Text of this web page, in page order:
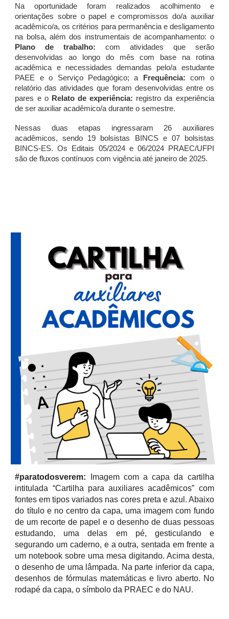
Na oportunidade foram realizados acolhimento e
orientações sobre o papel e compromissos do/a auxiliar
acadêmico/a, os critérios para permanência e desligamento
na bolsa, além dos instrumentais de acompanhamento: o
Plano de trabalho: com atividades que serão
desenvolvidas ao longo do mês com base na rotina
acadêmica e necessidades demandas pelo/a estudante
PAEE e o Serviço Pedagógico; a
Frequência: com o
relatório das atividades que foram desenvolvidas entre os
pares e o Relato de experiência: registro da experiência
de ser auxiliar acadêmico/a durante o semestre.
Nessas duas etapas ingressaram 26 auxiliares
acadêmicos, sendo 19 bolsistas BINCS e 07 bolsistas
BINCS-ES. Os Editais 05/2024 e 06/2024 PRAEC/UFPI
são de fluxos contínuos com vigência até janeiro de 2025.
#paratodosverem:
Imagem com a capa da cartilha
intitulada “Cartilha para auxiliares acadêmicos” com
fontes em tipos variados nas cores preta e azul. Abaixo
do título e no centro da capa, uma imagem com fundo
de um recorte de papel e o desenho de duas pessoas
estudando, uma delas em pé, gesticulando e
segurando um caderno, e a outra, sentada em frente a
um notebook sobre uma mesa digitando. Acima desta,
o desenho de uma lâmpada. Na parte inferior da capa,
desenhos de fórmulas matemáticas e livro aberto. No
rodapé da capa, o símbolo da PRAEC e do NAU.